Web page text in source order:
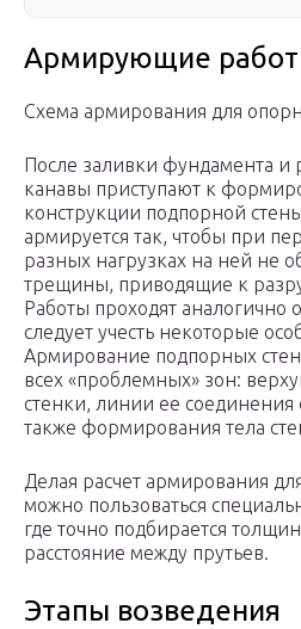
Армирующие
Схема армирования для
После заливки фундамента и
канавы приступают к
конструкции подпорной
армируется так, чтобы при
разных нагрузках на ней не
трещины, приводящие к
Работы проходят
следует учесть некоторые
Армирование подпорных стен
всех «проблемных» зон:
стенки, линии ее соединения
также формирования тела
Делая расчет армирования
можно пользоваться
где точно подбирается
расстояние между прутьев.
Этапы возведения